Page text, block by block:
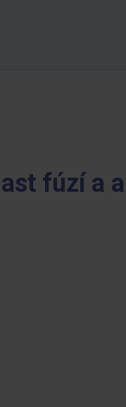
fúzí a